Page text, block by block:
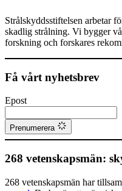
Strålskyddsstiftelsen arbetar
skadlig strålning. Vi bygger
forskning och forskares
Få vårt nyhetsbrev
Epost
Prenumerera
268 vetenskapsmän:
268 vetenskapsmän har